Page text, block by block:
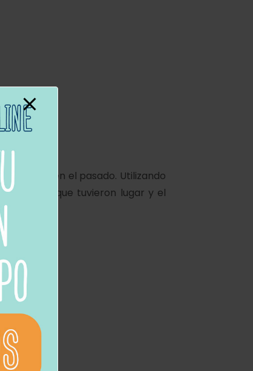
lugar en el pasado. Utilizando
acciones que tuvieron lugar y el
sucedió.